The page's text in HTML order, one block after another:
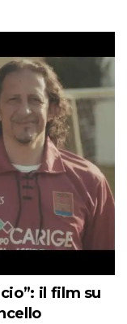
il film su